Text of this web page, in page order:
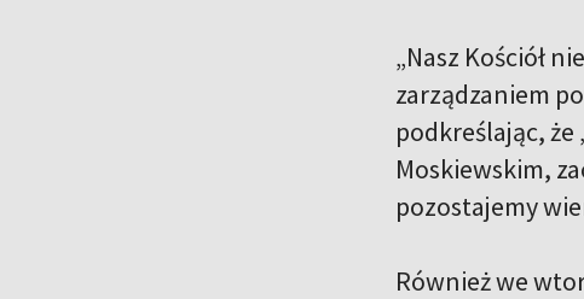
„Nasz Kościół
zarządzaniem
podkreślając,
Moskiewskim,
pozostajemy
Również we